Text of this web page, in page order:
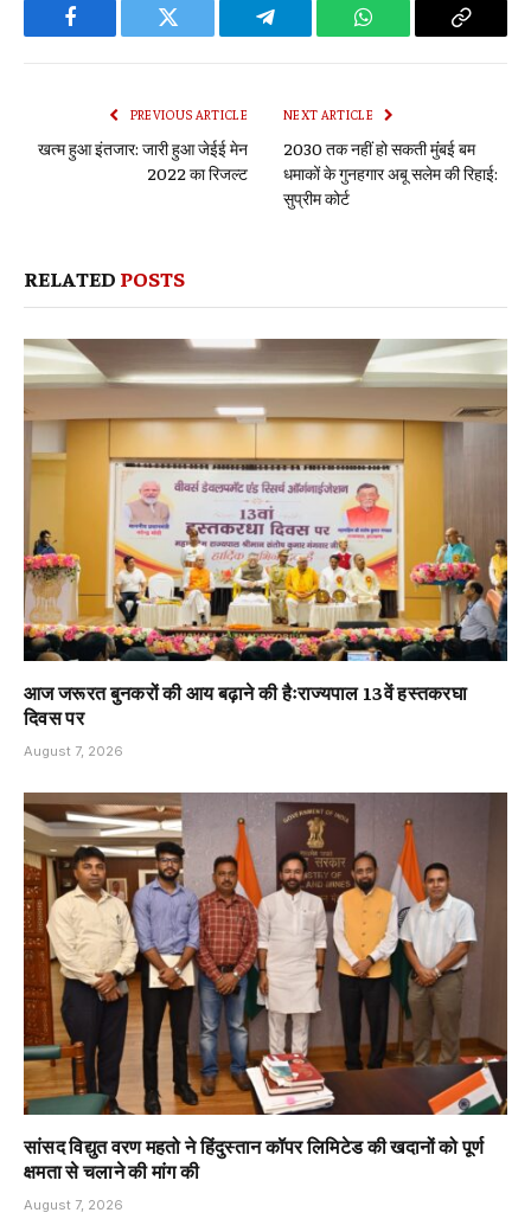
Facebook Twitter Telegram WhatsApp Copy
PREVIOUS ARTICLE
खत्म हुआ इंतजार: जारी हुआ जेईई मेन
2022 का रिजल्ट
NEXT ARTICLE
2030 तक नहीं हो सकती मुंंबई बम
धमाकों के गुनहगार अबू सलेम की रिहाई:
सुप्रीम कोर्ट
RELATED POSTS
आज जरूरत बुनकरों की आय बढ़ाने की हैःराज्यपाल 13वें हस्तकरघा
दिवस पर
August 7, 2026
सांसद विद्युत वरण महतो ने हिंदुस्तान कॉपर लिमिटेड की खदानों को पूर्ण
क्षमता से चलाने की मांग की
August 7, 2026